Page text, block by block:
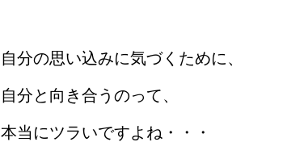
自分の思い込みに気づくために、
自分と向き合うのって、
本当にツラいですよね・・・